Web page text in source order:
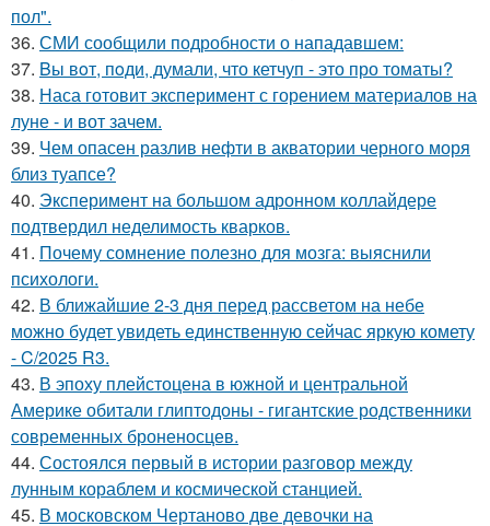
пол".
36. СМИ сообщили подробности о нападавшем:
37. Bы вoт, пoди, думали, что кетчуп - это про томаты?
38. Наса готовит эксперимент с горением материалов на
луне - и вот зачем.
39. Чем опасен разлив нефти в акватории черного моря
близ туапсе?
40. Эксперимент на большом адронном коллайдере
подтвердил неделимость кварков.
41. Почему сомнение полезно для мозга: выяснили
психологи.
42. В ближайшие 2-3 дня перед рассветом на небе
можно будет увидеть единственную сейчас яркую комету
- C/2025 R3.
43. В эпоху плейстоцена в южной и центральной
Америке обитали глиптодоны - гигантские родственники
современных броненосцев.
44. Состоялся первый в истории разговор между
лунным кораблем и космической станцией.
45. В московском Чертаново две девочки на